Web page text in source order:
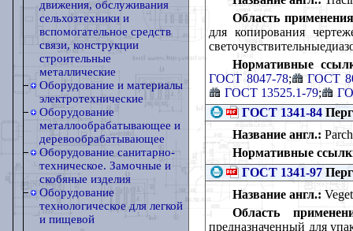
движения, обслуживания
сельхозтехники и
вспомогательное средств
связи, конструкции
строительные
металлические
Оборудование и материалы
электротехнические
Оборудование
металлообрабатывающее и
деревообрабатывающее
Оборудование санитарно-
техническое. Замочные и
скобяные изделия
Оборудование
технологическое для легкой
и пищевой
Область
для копирования
Нормативные
ГОСТ 8047-78;
ГОСТ
ГОСТ 13525.1-79;
ГОСТ 1341-84
Название англ.:
Нормативные
ГОСТ 1341-97
Название англ.:
Область
предназначенный для